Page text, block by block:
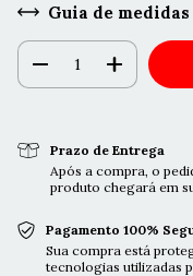
Guia de medidas
Prazo de Entrega
Após a compra, o
produto chegará em
Pagamento 100%
Sua compra está
tecnologias utilizadas